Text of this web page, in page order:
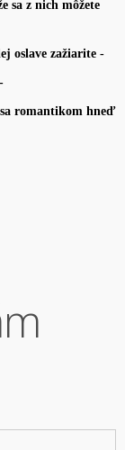
sa z nich môžete
oslave zažiarite -
romantikom hneď